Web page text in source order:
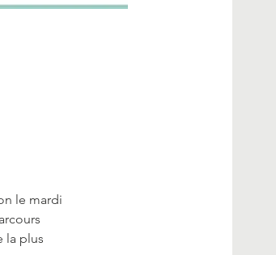
le mardi
la plus